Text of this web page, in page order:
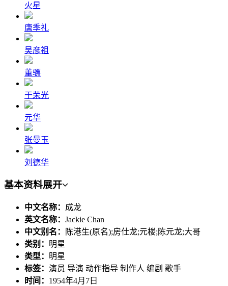
火星
唐季礼
吴彦祖
董骠
于荣光
元华
张曼玉
刘德华
基本资料展开
中文名称： 成龙
英文名称： Jackie Chan
中文别名：
陈港生(原名);房仕龙;元楼;陈元龙;大哥
类别： 明星
类型： 明星
标签： 演员 导演 动作指导 制作人 编剧 歌手
时间： 1954年4月7日